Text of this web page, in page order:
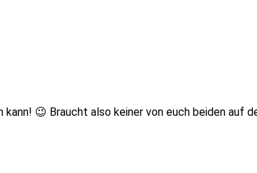
😉 Braucht also keiner von euch beiden auf